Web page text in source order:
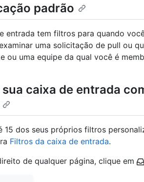
padrão
entrada tem filtros para quando
uma solicitação de pull ou
ou uma equipe da qual você é
caixa de entrada
15 dos seus próprios filtros
Filtros da caixa de entrada.
de qualquer página, clique em